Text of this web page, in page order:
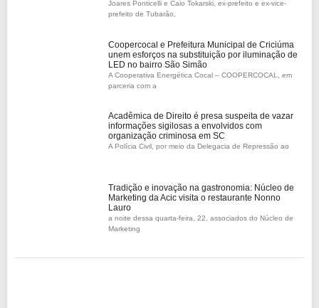
Joares Ponticelli e Caio Tokarski, ex-prefeito e ex-vice-
prefeito de Tubarão,
Coopercocal e Prefeitura Municipal de Criciúma
unem esforços na substituição por iluminação de
LED no bairro São Simão
A Cooperativa Energética Cocal – COOPERCOCAL, em
parceria com a
Acadêmica de Direito é presa suspeita de vazar
informações sigilosas a envolvidos com
organização criminosa em SC
A Polícia Civil, por meio da Delegacia de Repressão ao
Tradição e inovação na gastronomia: Núcleo de
Marketing da Acic visita o restaurante Nonno
Lauro
a noite dessa quarta-feira, 22, associados do Núcleo de
Marketing